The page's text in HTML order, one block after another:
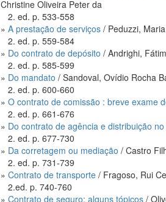
Christine Oliveira Peter da
2. ed. p. 533-558
»A prestação de serviços / Peduzzi,
2. ed. p. 559-584
» Do contrato de depósito / Andrighi,
2. ed. p. 585-599
» Do mandato / Sandoval, Ovídio Rocha
2. ed. p. 600-660
»O contrato de comissão : breve exame
2. ed. p. 661-676
» Do contrato de agência e distribuição
2. ed. p. 677-730
» Da corretagem ou mediação / Castro
2. ed. p. 731-739
»Contrato de transporte / Fragoso, Rui
2.ed. p. 740-760
»Contrato de seguro: alguns tópicos /